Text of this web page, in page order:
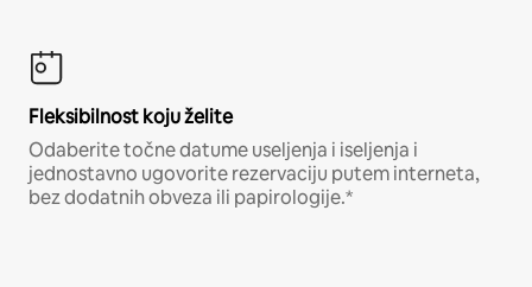
Fleksibilnost koju želite
Odaberite točne datume useljenja i iseljenja i
jednostavno ugovorite rezervaciju putem interneta,
bez dodatnih obveza ili papirologije.*